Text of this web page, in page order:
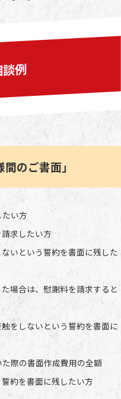
例
のご書面」
い方
求したい方
いという誓約を書面に残した
場合は、慰謝料を請求すると
をしないという誓約を書面に
際の書面作成費用の全額
約を書面に残したい方